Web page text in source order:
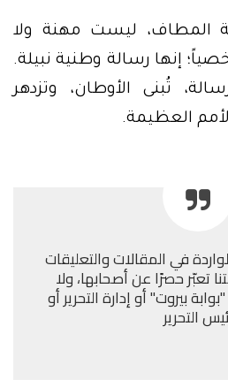
المطاف، ليست مهنة ولا
إنها رسالة وطنية نبيلة.
تُبنى الأوطان، وتزدهر
العظيمة.
في المقالات والتعليقات
تعبّر حصرًا عن أصحابها، ولا
بيروت" أو إدارة التحرير أو
التحرير